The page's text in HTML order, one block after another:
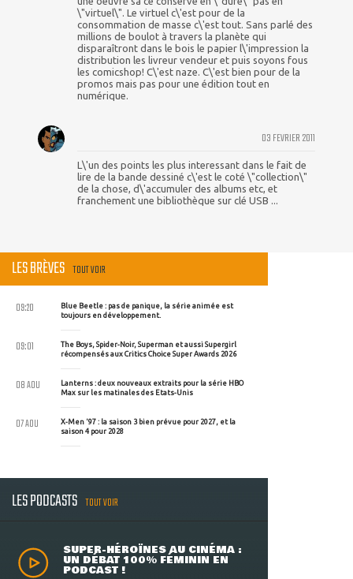
\"virtuel\". Le virtuel c\'est pour de la
consommation de masse c\'est tout. Sans parlé des
millions de boulot à travers la planète qui
disparaîtront dans le bois le papier l\'impression la
distribution les livreur vendeur et puis soyons fous
les comicshop! C\'est naze. C\'est bien pour de la
promos mais pas pour une édition tout en
numérique.
03 FEVRIER 2011
L\'un des points les plus interessant dans le fait de
lire de la bande dessiné c\'est le coté \"collection\"
de la chose, d\'accumuler des albums etc, et
franchement une bibliothèque sur clé USB ...
LES BRÈVES TOUT VOIR
Blue Beetle : pas de panique, la série animée est
toujours en développement.
09:20
The Boys, Spider-Noir, Superman et aussi Supergirl
récompensés aux Critics Choice Super Awards 2026
09:01
Lanterns : deux nouveaux extraits pour la série HBO
Max sur les matinales des Etats-Unis
08 AOU
X-Men '97 : la saison 3 bien prévue pour 2027, et la
saison 4 pour 2028
07 AOU
LES PODCASTS TOUT VOIR
SUPER-HÉROÏNES AU CINÉMA :
UN DÉBAT 100% FÉMININ EN
PODCAST !